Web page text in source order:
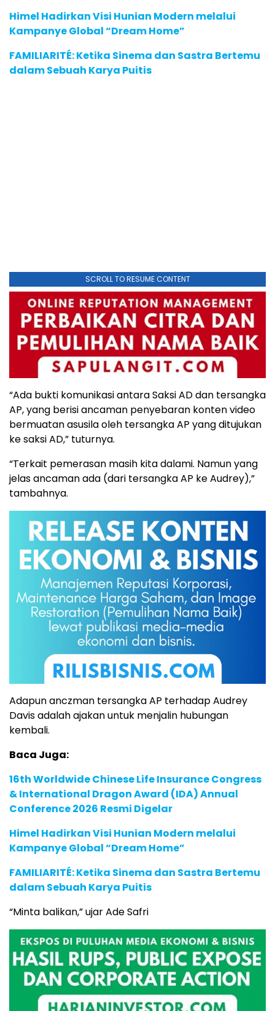
Himel Hadirkan Visi Hunian Modern melalui
Kampanye Global “Dream Home”
FAMILIARITÉ: Ketika Sinema dan Sastra Bertemu
dalam Sebuah Karya Puitis
SCROLL TO RESUME CONTENT
“Ada bukti komunikasi antara Saksi AD dan tersangka
AP, yang berisi ancaman penyebaran konten video
bermuatan asusila oleh tersangka AP yang ditujukan
ke saksi AD,” tuturnya.
“Terkait pemerasan masih kita dalami. Namun yang
jelas ancaman ada (dari tersangka AP ke Audrey),”
tambahnya.
Adapun anczman tersangka AP terhadap Audrey
Davis adalah ajakan untuk menjalin hubungan
kembali.
Baca Juga:
16th Worldwide Chinese Life Insurance Congress
& International Dragon Award (IDA) Annual
Conference 2026 Resmi Digelar
Himel Hadirkan Visi Hunian Modern melalui
Kampanye Global “Dream Home”
FAMILIARITÉ: Ketika Sinema dan Sastra Bertemu
dalam Sebuah Karya Puitis
“Minta balikan,” ujar Ade Safri